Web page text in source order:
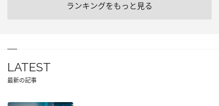
ランキングをもっと見る
LATEST
最新の記事